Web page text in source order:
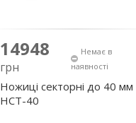
14948
грн
Немає в
наявності
Ножиці секторні до 40 мм
НСТ-40